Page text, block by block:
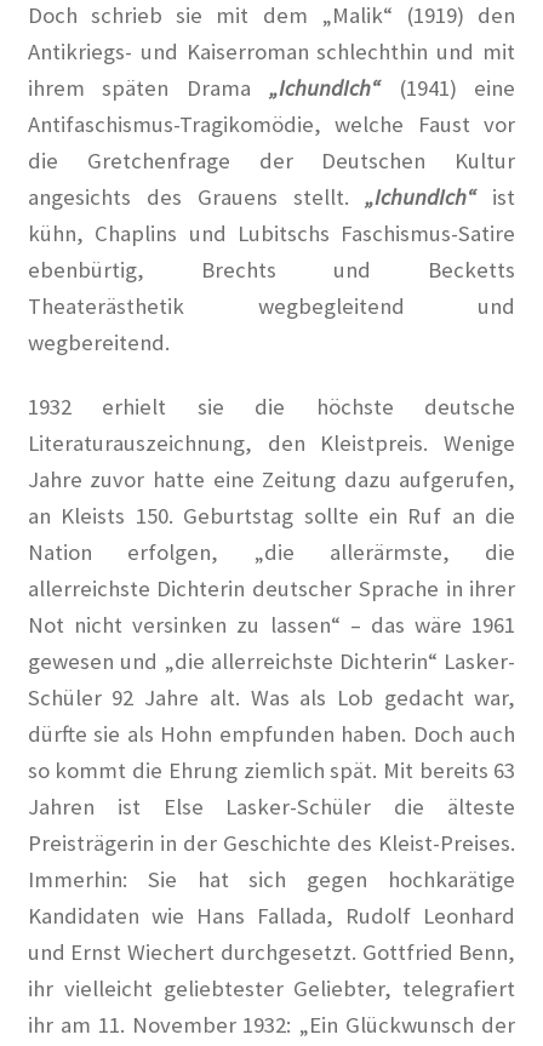
Impressum
Tagesstatistik
In Memorian
Kaffeetreffen
Kalender 2021
Kalender 2024
Kalender 2025
Kasse
Kasse
KüKo in der Presse
100 Jahre Wohngeschichte Vonovia
Angriff auf die rote Hungerburg in Neue Zürcher Zeitung
Berlin soll Wohnsiedlung kaufen in Berliner Kurier
Berlin will Wilmersdorfer Künstlerkolonie
zurückkaufen in Berliner Morgenpost
Berlins kleines Hollywood in Berliner Morgenpost
Doch schrieb sie mit dem „Malik“ (1919) den
Antikriegs- und Kaiserroman schlechthin und mit
ihrem späten Drama „IchundIch“(1941) eine
Antifaschismus-Tragikomödie, welche Faust vor
die Gretchenfrage der Deutschen Kultur
angesichts des Grauens stellt.„IchundIch“ist
kühn, Chaplins und Lubitschs Faschismus-Satire
ebenbürtig, Brechts und Becketts
Theaterästhetik wegbegleitend und
wegbereitend.
1932 erhielt sie die höchste deutsche
Literaturauszeichnung, den Kleistpreis. Wenige
Jahre zuvor hatte eine Zeitung dazu aufgerufen,
an Kleists 150. Geburtstag sollte ein Ruf an die
Nation erfolgen, „die allerärmste, die
allerreichste Dichterin deutscher Sprache in ihrer
Not nicht versinken zu lassen“ – das wäre 1961
gewesen und „die allerreichste Dichterin“ Lasker-
Schüler 92 Jahre alt. Was als Lob gedacht war,
dürfte sie als Hohn empfunden haben. Doch auch
so kommt die Ehrung ziemlich spät. Mit bereits 63
Jahren ist Else Lasker-Schüler die älteste
Preisträgerin in der Geschichte des Kleist-Preises.
Immerhin: Sie hat sich gegen hochkarätige
Kandidaten wie Hans Fallada, Rudolf Leonhard
und Ernst Wiechert durchgesetzt. Gottfried Benn,
ihr vielleicht geliebtester Geliebter, telegrafiert
ihr am 11. November 1932: „Ein Glückwunsch der